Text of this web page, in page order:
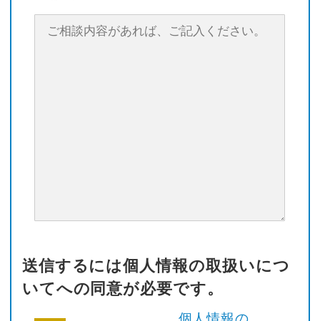
送信するには個人情報の取扱いにつ
いてへの同意が必要です。